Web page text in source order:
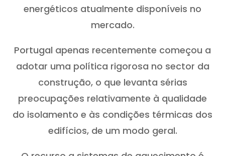
energéticos atualmente disponíveis no
mercado.
Portugal apenas recentemente começou a
adotar uma política rigorosa no sector da
construção, o que levanta sérias
preocupações relativamente à qualidade
do isolamento e às condições térmicas dos
edifícios, de um modo geral.